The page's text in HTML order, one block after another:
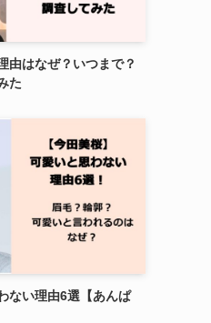
由はなぜ？いつまで？
た
ない理由6選【あんぱ